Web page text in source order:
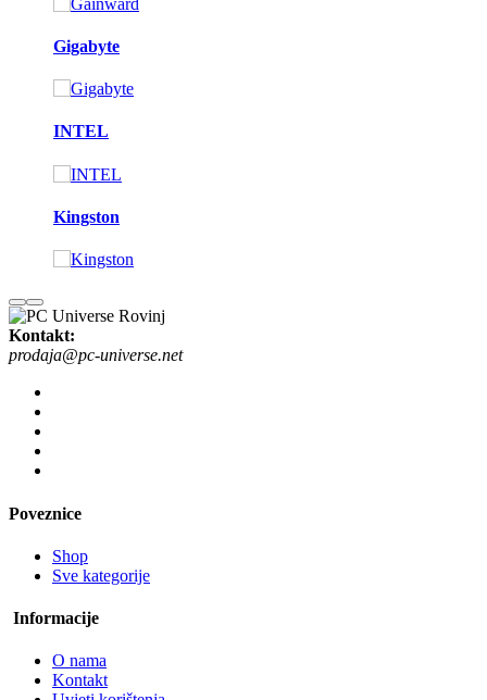
Gigabyte
INTEL
Kingston
Kontakt:
prodaja@pc-universe.net
Poveznice
Shop
Sve kategorije
Informacije
O nama
Kontakt